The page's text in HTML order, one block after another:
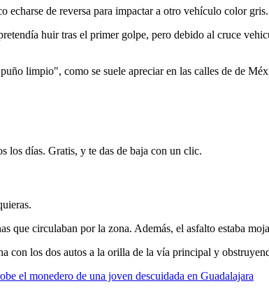
de reversa para impactar a otro vehículo color
huir tras el primer golpe, pero debido al cruce
limpio", como se suele apreciar en las calles de de
los días. Gratis, y te das de baja con un clic.
que circulaban por la zona. Además, el asfalto estaba
con los dos autos a la orilla de la vía principal y
el monedero de una joven descuidada en Guadalajara